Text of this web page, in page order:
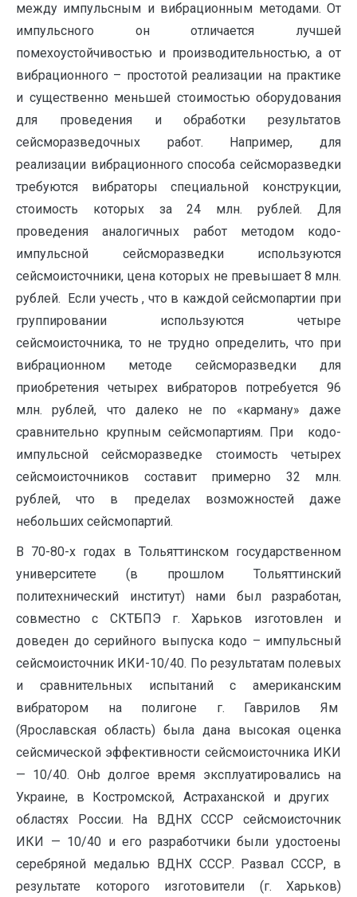
между импульсным и вибрационным методами. От
импульсного он отличается лучшей
помехоустойчивостью и производительностью, а от
вибрационного – простотой реализации на практике
и существенно меньшей стоимостью оборудования
для проведения и обработки результатов
сейсморазведочных работ. Например, для
реализации вибрационного способа сейсморазведки
требуются вибраторы специальной конструкции,
стоимость которых за 24 млн. рублей. Для
проведения аналогичных работ методом кодо-
импульсной сейсморазведки используются
сейсмоисточники, цена которых не превышает 8 млн.
рублей. Если учесть , что в каждой сейсмопартии при
группировании используются четыре
сейсмоисточника, то не трудно определить, что при
вибрационном методе сейсморазведки для
приобретения четырех вибраторов потребуется 96
млн. рублей, что далеко не по «карману» даже
сравнительно крупным сейсмопартиям. При кодо-
импульсной сейсморазведке стоимость четырех
сейсмоисточников составит примерно 32 млн.
рублей, что в пределах возможностей даже
небольших сейсмопартий.
В 70-80-х годах в Тольяттинском государственном
университете (в прошлом Тольяттинский
политехнический институт) нами был разработан,
совместно с СКТБПЭ г. Харьков изготовлен и
доведен до серийного выпуска кодо – импульсный
сейсмоисточник ИКИ-10/40. По результатам полевых
и сравнительных испытаний с американским
вибратором на полигоне г. Гаврилов Ям
(Ярославская область) была дана высокая оценка
сейсмической эффективности сейсмоисточника ИКИ
— 10/40. Онb долгое время эксплуатировались на
Украине, в Костромской, Астраханской и других
областях России. На ВДНХ СССР сейсмоисточник
ИКИ — 10/40 и его разработчики были удостоены
серебряной медалью ВДНХ СССР. Развал СССР, в
результате которого изготовители (г. Харьков)